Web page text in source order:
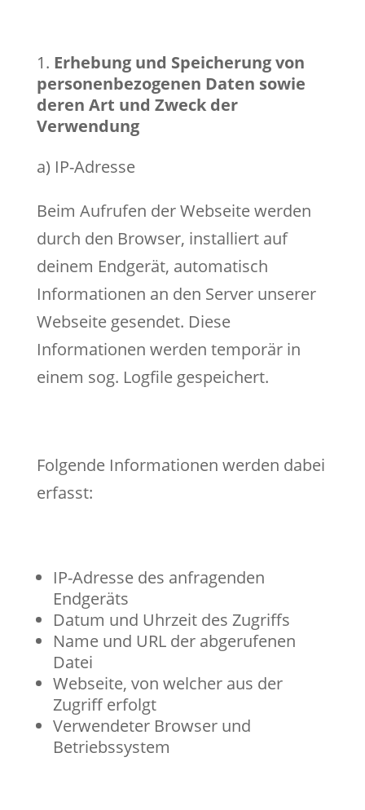
Erhebung und Speicherung von
personenbezogenen Daten sowie
deren Art und Zweck der
Verwendung
a) IP-Adresse
Beim Aufrufen der Webseite werden
durch den Browser, installiert auf
deinem Endgerät, automatisch
Informationen an den Server unserer
Webseite gesendet. Diese
Informationen werden temporär in
einem sog. Logfile gespeichert.
Folgende Informationen werden dabei
erfasst:
IP-Adresse des anfragenden
Endgeräts
Datum und Uhrzeit des Zugriffs
Name und URL der abgerufenen
Datei
Webseite, von welcher aus der
Zugriff erfolgt
Verwendeter Browser und
Betriebssystem